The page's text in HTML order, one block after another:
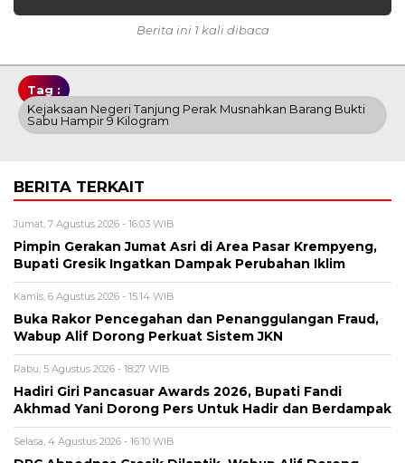
Berita ini 1 kali dibaca
Tag :
Kejaksaan Negeri Tanjung Perak Musnahkan Barang Bukti
Sabu Hampir 9 Kilogram
BERITA TERKAIT
Jumat, 7 Agustus 2026 - 16:03 WIB
Pimpin Gerakan Jumat Asri di Area Pasar Krempyeng,
Bupati Gresik Ingatkan Dampak Perubahan Iklim
Kamis, 6 Agustus 2026 - 15:14 WIB
Buka Rakor Pencegahan dan Penanggulangan Fraud,
Wabup Alif Dorong Perkuat Sistem JKN
Rabu, 5 Agustus 2026 - 18:27 WIB
Hadiri Giri Pancasuar Awards 2026, Bupati Fandi
Akhmad Yani Dorong Pers Untuk Hadir dan Berdampak
Selasa, 4 Agustus 2026 - 16:10 WIB